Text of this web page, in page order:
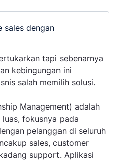
sales dengan
tapi sebenarnya
kebingungan ini
salah memilih solusi.
Management) adalah
fokusnya pada
pelanggan di seluruh
sales, customer
support. Aplikasi